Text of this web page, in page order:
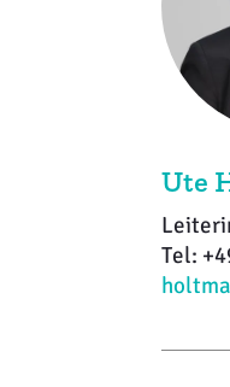
Ute
Tel: